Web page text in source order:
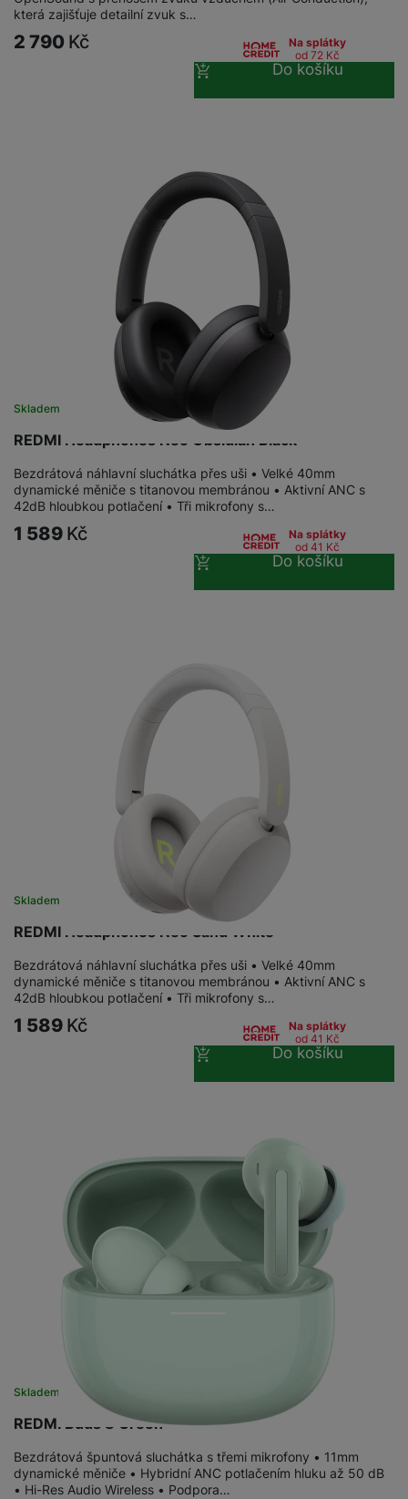
která zajišťuje detailní zvuk s…
2 790 Kč
Na splátky
od 72 Kč
Do košíku
REDMI Headphones Neo Obsidian Black
Skladem
Bezdrátová náhlavní sluchátka přes uši • Velké 40mm
dynamické měniče s titanovou membránou • Aktivní ANC s
42dB hloubkou potlačení • Tři mikrofony s…
1 589 Kč
Na splátky
od 41 Kč
Do košíku
REDMI Headphones Neo Sand White
Skladem
Bezdrátová náhlavní sluchátka přes uši • Velké 40mm
dynamické měniče s titanovou membránou • Aktivní ANC s
42dB hloubkou potlačení • Tři mikrofony s…
1 589 Kč
Na splátky
od 41 Kč
Do košíku
REDMI Buds 8 Green
Skladem
Bezdrátová špuntová sluchátka s třemi mikrofony • 11mm
dynamické měniče • Hybridní ANC potlačením hluku až 50 dB
• Hi-Res Audio Wireless • Podpora…